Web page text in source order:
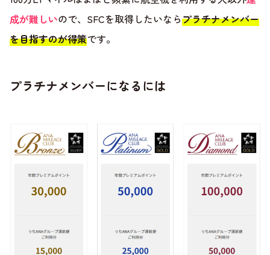
成が難しいので、SFCを取得したいならプラチナメンバー
を目指すのが得策です。
プラチナメンバーになるには